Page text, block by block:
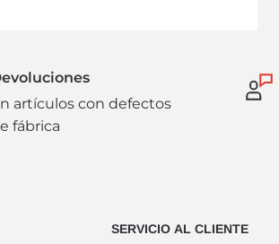
artículos con defectos
fábrica
SERVICIO AL CLIENTE